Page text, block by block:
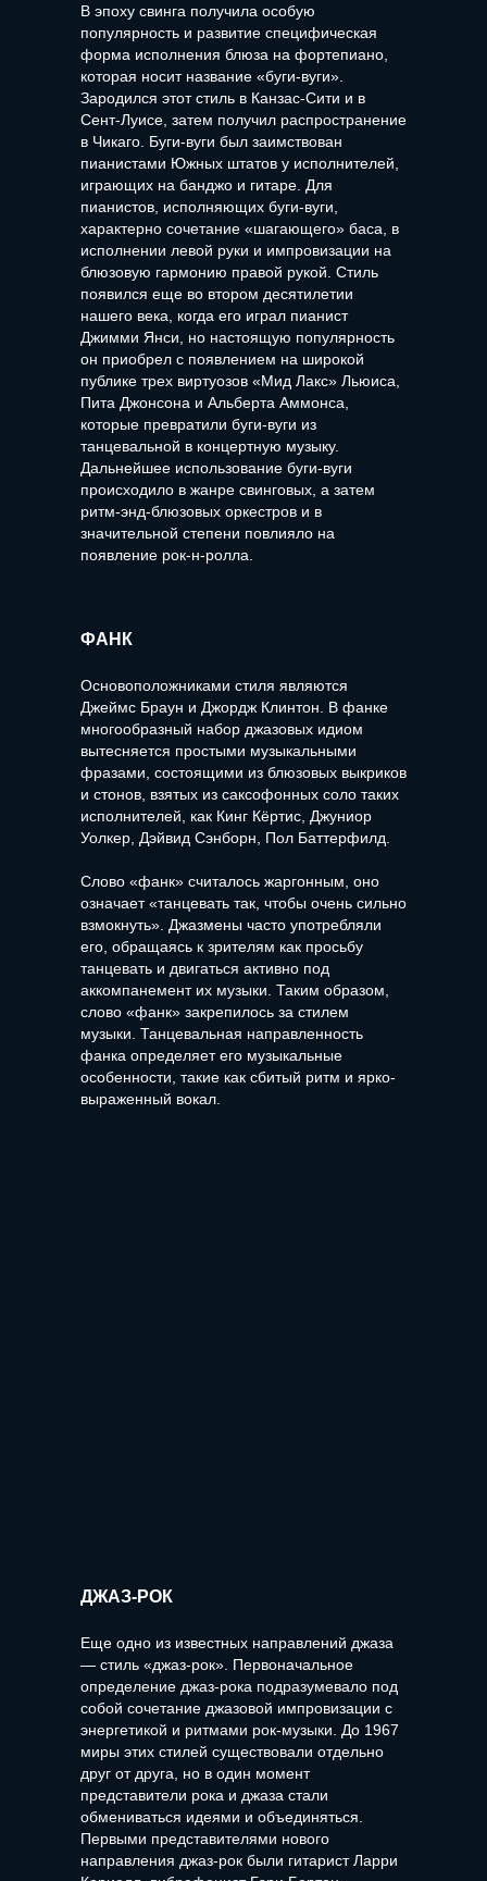
В эпоху свинга получила особую
популярность и развитие специфическая
форма исполнения блюза на фортепиано,
которая носит название «буги-вуги».
Зародился этот стиль в Канзас-Сити и в
Сент-Луисе, затем получил распространение
в Чикаго. Буги-вуги был заимствован
пианистами Южных штатов у исполнителей,
играющих на банджо и гитаре. Для
пианистов, исполняющих буги-вуги,
характерно сочетание «шагающего» баса, в
исполнении левой руки и импровизации на
блюзовую гармонию правой рукой. Стиль
появился еще во втором десятилетии
нашего века, когда его играл пианист
Джимми Янси, но настоящую популярность
он приобрел с появлением на широкой
публике трех виртуозов «Мид Лакс» Льюиса,
Пита Джонсона и Альберта Аммонса,
которые превратили буги-вуги из
танцевальной в концертную музыку.
Дальнейшее использование буги-вуги
происходило в жанре свинговых, а затем
ритм-энд-блюзовых оркестров и в
значительной степени повлияло на
появление рок-н-ролла.
ФАНК
Основоположниками стиля являются
Джеймс Браун и Джордж Клинтон. В фанке
многообразный набор джазовых идиом
вытесняется простыми музыкальными
фразами, состоящими из блюзовых выкриков
и стонов, взятых из саксофонных соло таких
исполнителей, как Кинг Кёртис, Джуниор
Уолкер, Дэйвид Сэнборн, Пол Баттерфилд.
Слово «фанк» считалось жаргонным, оно
означает «танцевать так, чтобы очень сильно
взмокнуть». Джазмены часто употребляли
его, обращаясь к зрителям как просьбу
танцевать и двигаться активно под
аккомпанемент их музыки. Таким образом,
слово «фанк» закрепилось за стилем
музыки. Танцевальная направленность
фанка определяет его музыкальные
особенности, такие как сбитый ритм и ярко-
выраженный вокал.
ДЖАЗ-РОК
Еще одно из известных направлений джаза
— стиль «джаз-рок». Первоначальное
определение джаз-рока подразумевало под
собой сочетание джазовой импровизации с
энергетикой и ритмами рок-музыки. До 1967
миры этих стилей существовали отдельно
друг от друга, но в один момент
представители рока и джаза стали
обмениваться идеями и объединяться.
Первыми представителями нового
направления джаз-рок были гитарист Ларри